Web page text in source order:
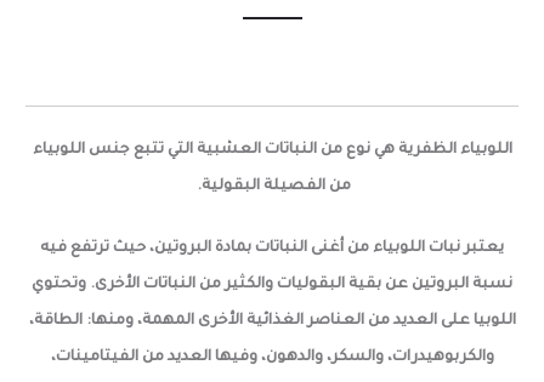
اللوبياء الظفرية هي نوع من النباتات العشبية التي تتبع جنس اللوبياء
من الفصيلة البقولية.
يعتبر نبات اللوبياء من أغنى النباتات بمادة البروتين، حيث ترتفع فيه
نسبة البروتين عن بقية البقوليات والكثير من النباتات الأخرى. وتحتوي
اللوبيا على العديد من العناصر الغذائية الأخرى المهمة، ومنها: الطاقة،
والكربوهيدرات، والسكر، والدهون، وفيها العديد من الفيتامينات،